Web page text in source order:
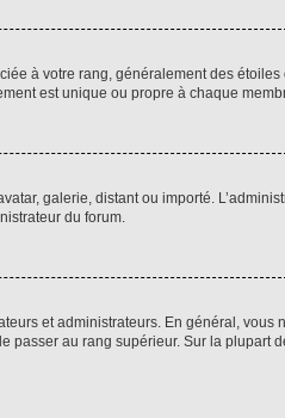
à votre rang, généralement des
est unique ou propre à chaque
galerie, distant ou importé.
du forum.
et administrateurs. En général, vous
passer au rang supérieur. Sur la plupart